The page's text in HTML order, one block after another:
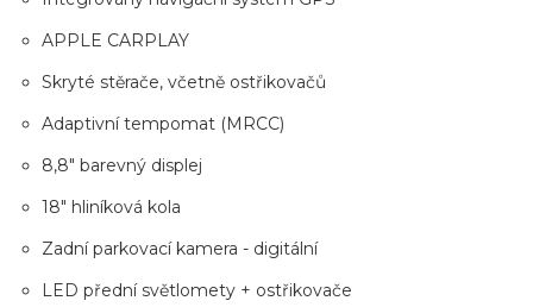
APPLE CARPLAY
Skryté stěrače, včetně ostřikovačů
Adaptivní tempomat (MRCC)
8,8" barevný displej
18" hliníková kola
Zadní parkovací kamera - digitální
LED přední světlomety + ostřikovače